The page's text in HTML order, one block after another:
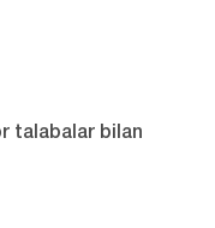
talabalar bilan